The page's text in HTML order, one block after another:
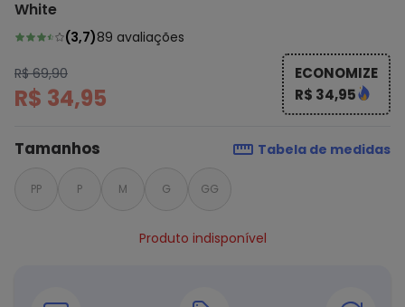
White
(3,7)89 avaliações
R$ 69,90
R$ 34,95
ECONOMIZE
R$ 34,95
Tamanhos Tabela de medidas
PP P M G GG
Produto indisponível